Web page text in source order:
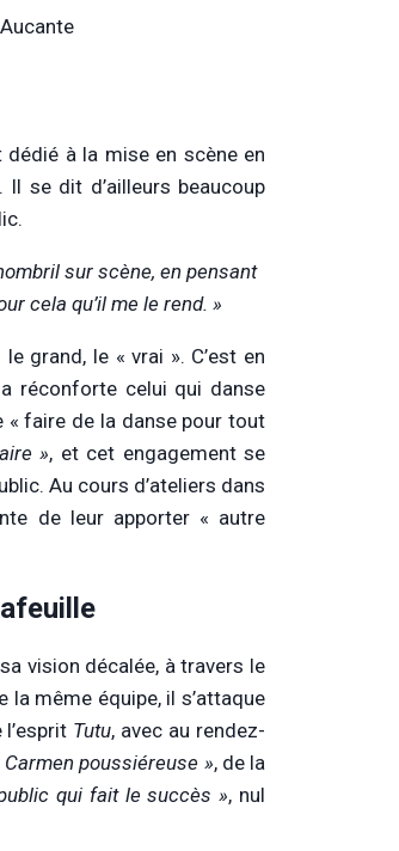
à la mise en scène en
se dit d’ailleurs beaucoup
sur scène, en pensant
cela qu’il me le rend. »
grand, le « vrai ». C’est en
réconforte celui qui danse
« faire de la danse pour tout
», et cet engagement se
Au cours d’ateliers dans
de leur apporter « autre
vision décalée, à travers le
même équipe, il s’attaque
Tutu, avec au rendez-
poussiéreuse », de la
qui fait le succès », nul